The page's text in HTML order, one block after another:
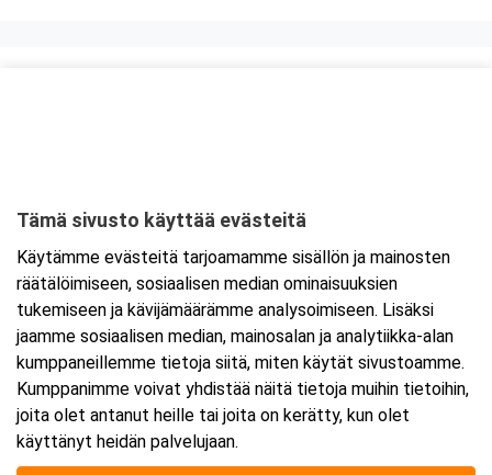
Tarkempi kartta ja ajo-ohjeet
Tämä sivusto käyttää evästeitä
Käytämme evästeitä tarjoamamme sisällön ja mainosten
räätälöimiseen, sosiaalisen median ominaisuuksien
tukemiseen ja kävijämäärämme analysoimiseen. Lisäksi
jaamme sosiaalisen median, mainosalan ja analytiikka-alan
kumppaneillemme tietoja siitä, miten käytät sivustoamme.
Kumppanimme voivat yhdistää näitä tietoja muihin tietoihin,
joita olet antanut heille tai joita on kerätty, kun olet
käyttänyt heidän palvelujaan.